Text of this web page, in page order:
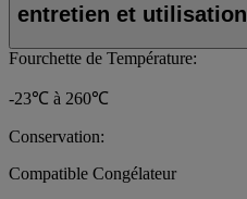
entretien et utilisation
Fourchette de Température:
-23℃ à 260℃
Conservation:
Compatible Congélateur